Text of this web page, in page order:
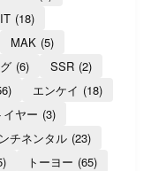
(18)
MAK (5)
(6) SSR (2)
エンケイ (18)
イヤー (3)
チネンタル (23)
トーヨー (65)